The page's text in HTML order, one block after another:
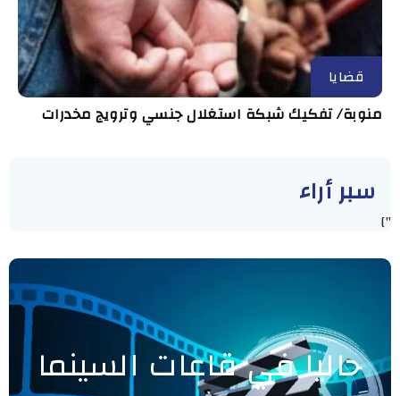
قضايا
منوبة/ تفكيك شبكة استغلال جنسي وترويج مخدرات
سبر أراء
"]
حاليا في قاعات السينما